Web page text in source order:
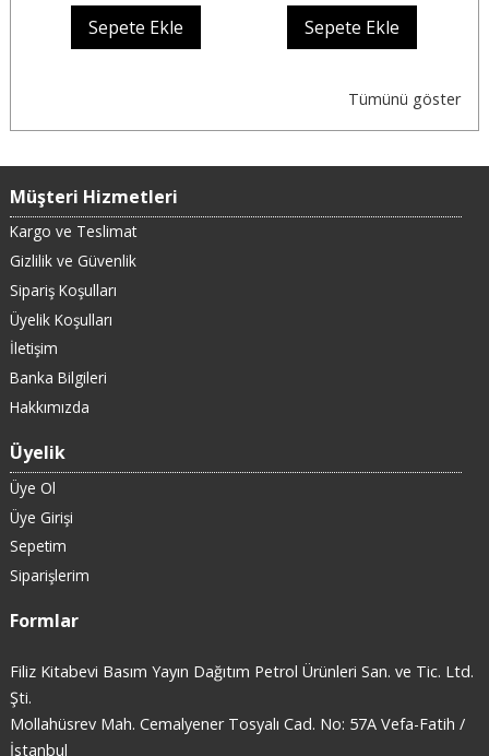
Sepete Ekle
Sepete Ekle
Tümünü göster
Müşteri Hizmetleri
Kargo ve Teslimat
Gizlilik ve Güvenlik
Sipariş Koşulları
Üyelik Koşulları
İletişim
Banka Bilgileri
Hakkımızda
Üyelik
Üye Ol
Üye Girişi
Sepetim
Siparişlerim
Formlar
Filiz Kitabevi Basım Yayın Dağıtım Petrol Ürünleri San. ve Tic. Ltd.
Şti.
Mollahüsrev Mah. Cemalyener Tosyalı Cad. No: 57A Vefa-Fatih /
İstanbul